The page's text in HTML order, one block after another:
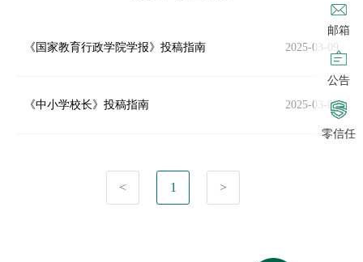
邮箱
公告
零信任
《国家教育行政学院学报》投稿指南 2025-03-09
《中小学校长》投稿指南 2025-03-09
< 1 >